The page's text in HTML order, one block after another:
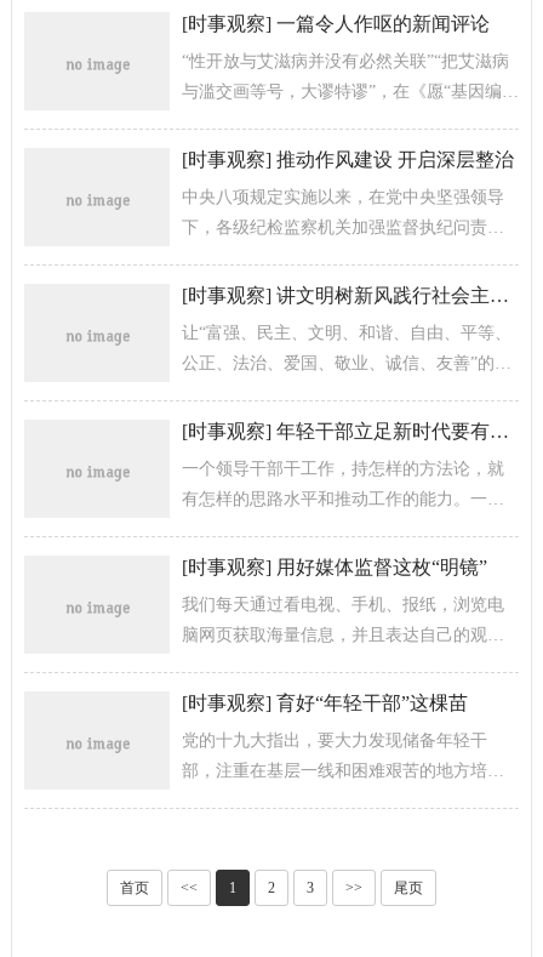
循，对加强党的组织体系、全面提升党支...
[时事观察] 一篇令人作呕的新闻评论
“性开放与艾滋病并没有必然关联”“把艾滋病
与滥交画等号，大谬特谬”，在《愿“基因编辑
国家及有关部门、科普工作者...
[时事观察] 推动作风建设 开启深层整治
中央八项规定实施以来，在党中央坚强领导
下，各级纪检监察机关加强监督执纪问责，
新，作风建设成为党的建设金色名片...
[时事观察] 讲文明树新风践行社会主义核心价值观
让“富强、民主、文明、和谐、自由、平等、
公正、法治、爱国、敬业、诚信、友善”的社
生活的向往作为奋斗目标，与时代...
[时事观察] 年轻干部立足新时代要有新方法
一个领导干部干工作，持怎样的方法论，就
有怎样的思路水平和推动工作的能力。一个
不准、思路对不对、工作实不实。
[时事观察] 用好媒体监督这枚“明镜”
我们每天通过看电视、手机、报纸，浏览电
脑网页获取海量信息，并且表达自己的观
缺的一部分。但在人们尽情享受媒体给我们...
[时事观察] 育好“年轻干部”这棵苗
党的十九大指出，要大力发现储备年轻干
部，注重在基层一线和困难艰苦的地方培养
首页 << 1 2 3 >> 尾页